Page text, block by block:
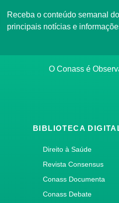
Receba o conteúdo semanal do Conass com as
principais notícias e
O Conass é
BIBLIOTECA
Direito à Saúde
Revista Consensus
Conass Documenta
Conass Debate